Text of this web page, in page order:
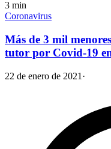
3 min
Coronavirus
Más de 3 mil
tutor por Covid-19
22 de enero de 2021 ·